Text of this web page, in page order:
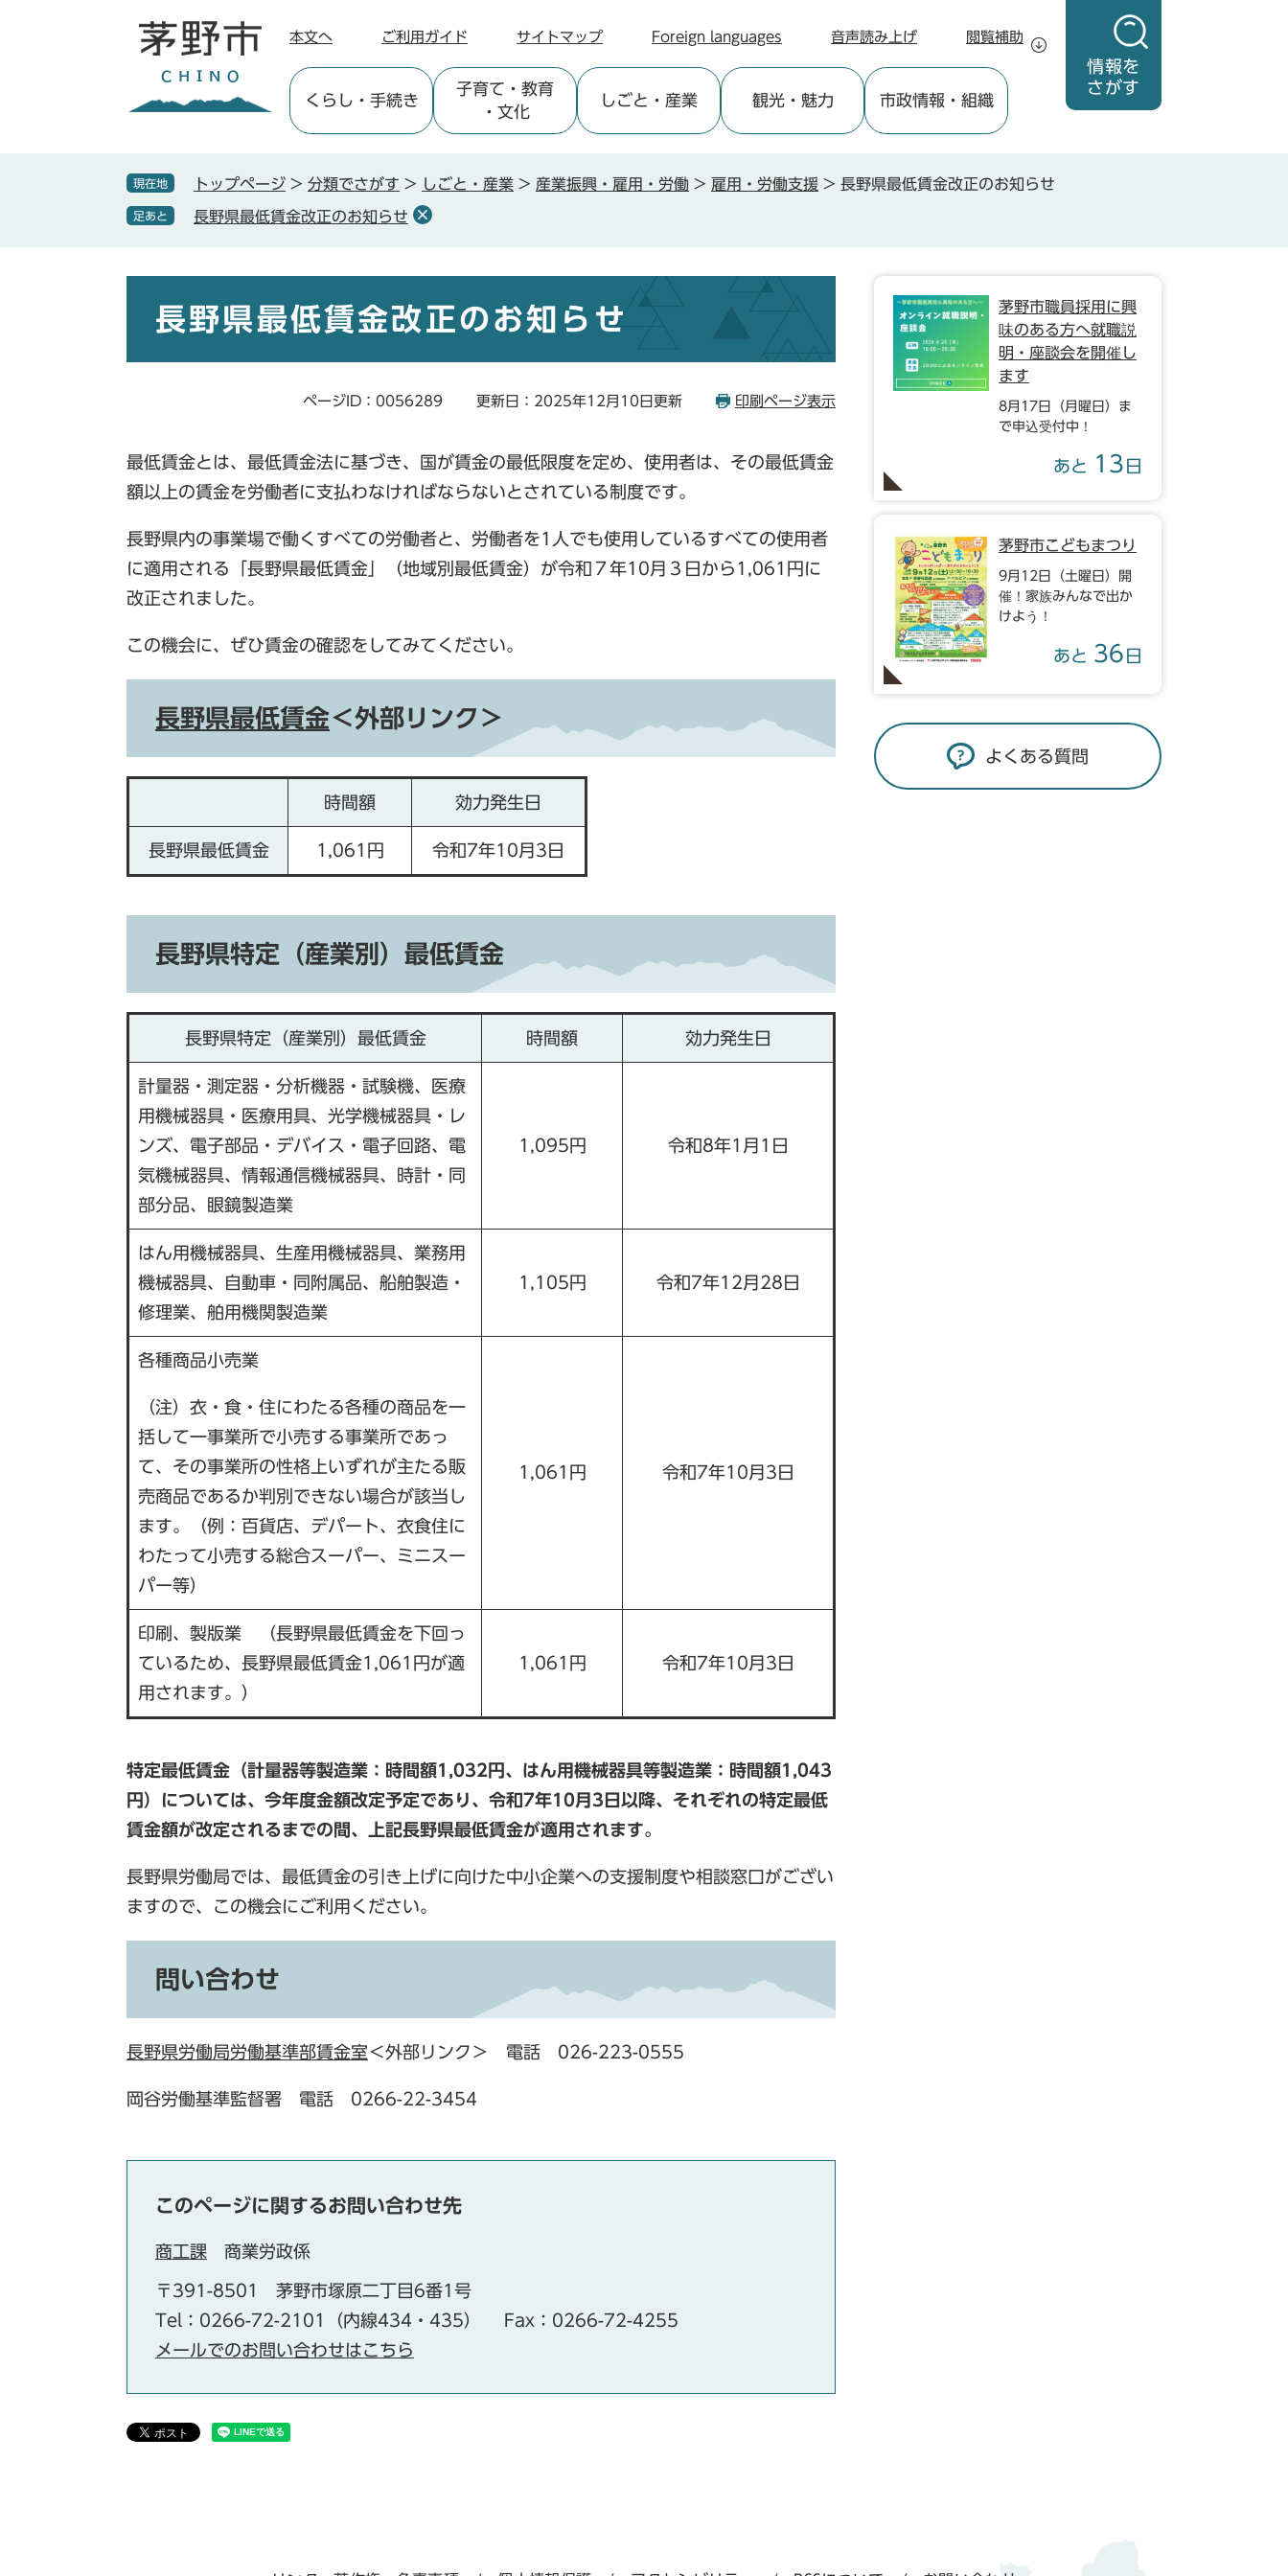
情報を
さがす
本文へ ご利用ガイド サイトマップ Foreign languages 音声読み上げ 閲覧補助
くらし ・手続き
子育て ・教育
・文化
しごと ・産業 観光・魅力 市政情報 ・組織
現在地 トップページ > 分類でさがす > しごと・産業 > 産業振興・雇用・労働 > 雇用・労働支援 > 長野県最低賃金改正のお知らせ
足あと 長野県最低賃金改正のお知らせ
長野県最低賃金改正のお知らせ
ページID：0056289 更新日：2025年12月10日更新 印刷ページ表示
最低賃金とは、最低賃金法に基づき、国が賃金の最低限度を定め、使用者は、その最低賃金
額以上の賃金を労働者に支払わなければならないとされている制度です。
長野県内の事業場で働くすべての労働者と、労働者を1人でも使用しているすべての使用者
に適用される「長野県最低賃金」（地域別最低賃金）が令和７年10月３日から1,061円に
改正されました。
この機会に、ぜひ賃金の確認をしてみてください。
長野県最低賃金＜外部リンク＞
時間額 効力発生日
長野県最低賃金 1,061円 令和7年10月3日
長野県特定（産業別）最低賃金
長野県特定（産業別）最低賃金 時間額 効力発生日
計量器・測定器・分析機器・試験機、医療
用機械器具・医療用具、光学機械器具・レ
ンズ、電子部品・デバイス・電子回路、電
気機械器具、情報通信機械器具、時計・同
部分品、眼鏡製造業
1,095円 令和8年1月1日
はん用機械器具、生産用機械器具、業務用
機械器具、自動車・同附属品、船舶製造・
修理業、舶用機関製造業
1,105円 令和7年12月28日
各種商品小売業
（注）衣・食・住にわたる各種の商品を一
括して一事業所で小売する事業所であっ
て、その事業所の性格上いずれが主たる販
売商品であるか判別できない場合が該当し
ます。（例：百貨店、デパート、衣食住に
わたって小売する総合スーパー、ミニスー
パー等）
1,061円 令和7年10月3日
印刷、製版業 （長野県最低賃金を下回っ
ているため、長野県最低賃金1,061円が適
用されます。）
1,061円 令和7年10月3日
特定最低賃金（計量器等製造業：時間額1,032円、はん用機械器具等製造業：時間額1,043
円）については、今年度金額改定予定であり、令和7年10月3日以降、それぞれの特定最低
賃金額が改定されるまでの間、上記長野県最低賃金が適用されます。
長野県労働局では、最低賃金の引き上げに向けた中小企業への支援制度や相談窓口がござい
ますので、この機会にご利用ください。
問い合わせ
長野県労働局労働基準部賃金室＜外部リンク＞ 電話 026-223-0555
岡谷労働基準監督署 電話 0266-22-3454
このページに関するお問い合わせ先
商工課 商業労政係
〒391-8501
茅野市塚原二丁目6番1号
Tel：0266-72-2101（内線434・435）
Fax：0266-72-4255
メールでのお問い合わせはこちら
茅野市職員採用に興
味のある方へ就職説
明・座談会を開催し
ます
8月17日（月曜日）ま
で申込受付中！
あと 13 日
茅野市こどもまつり
9月12日（土曜日）開
催！家族みんなで出か
けよう！
あと 36 日
よくある質問